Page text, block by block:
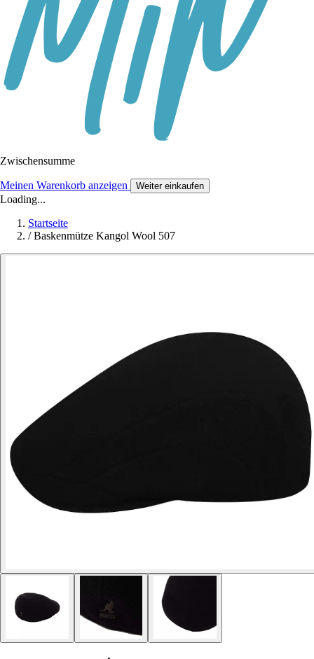
Zwischensumme
Meinen Warenkorb anzeigen Weiter einkaufen
Loading...
Startseite
/ Baskenmütze Kangol Wool 507